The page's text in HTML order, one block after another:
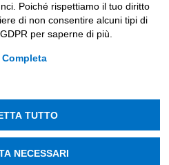
cookie
Visura S.p.A.
Poiché rispettiamo il tuo diritto
di non consentire alcuni tipi di
per saperne di più.
TUTTO
NECESSARI